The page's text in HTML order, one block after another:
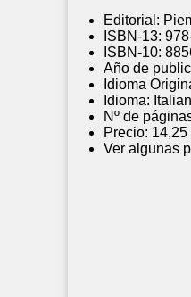
Editorial:
ISBN-13:
ISBN-10:
Año de
Idioma
Idioma:
Nº de
Precio: 14,25
Ver algunas